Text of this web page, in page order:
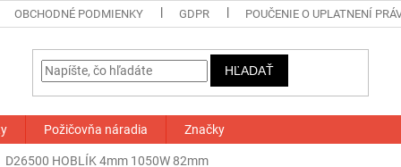
OBCHODNÉ PODMIENKY GDPR POUČENIE O UPLATNENÍ
HĽADAŤ
Požičovňa náradia Značky
D26500 HOBLÍK 4mm 1050W 82mm